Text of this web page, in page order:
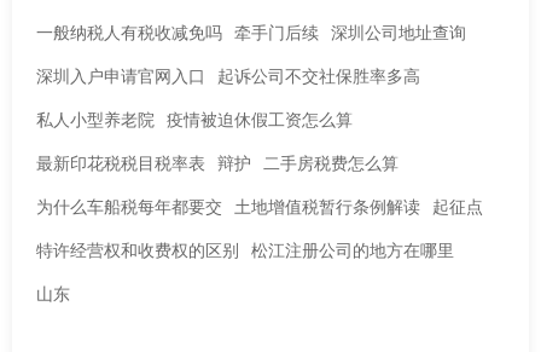
一般纳税人有税收减免吗 牵手门后续 深圳公司地址查询
深圳入户申请官网入口 起诉公司不交社保胜率多高
私人小型养老院 疫情被迫休假工资怎么算
最新印花税税目税率表 辩护 二手房税费怎么算
为什么车船税每年都要交 土地增值税暂行条例解读 起征点
特许经营权和收费权的区别 松江注册公司的地方在哪里
山东